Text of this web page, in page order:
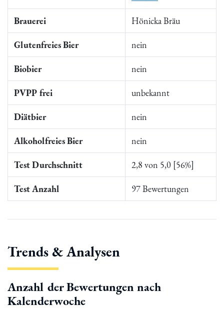
Brauerei Hönicka Bräu
Glutenfreies Bier nein
Biobier nein
PVPP frei unbekannt
Diätbier nein
Alkoholfreies Bier nein
Test Durchschnitt 2,8 von 5,0 [56%]
Test Anzahl 97 Bewertungen
Trends & Analysen
Anzahl der Bewertungen nach
Kalenderwoche